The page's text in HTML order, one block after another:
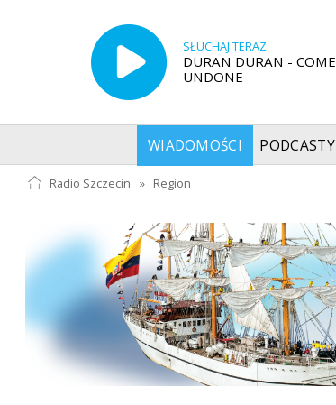
SŁUCHAJ TERAZ
DURAN DURAN - COME
UNDONE
WIADOMOŚCI PODCASTY
Radio Szczecin » Region